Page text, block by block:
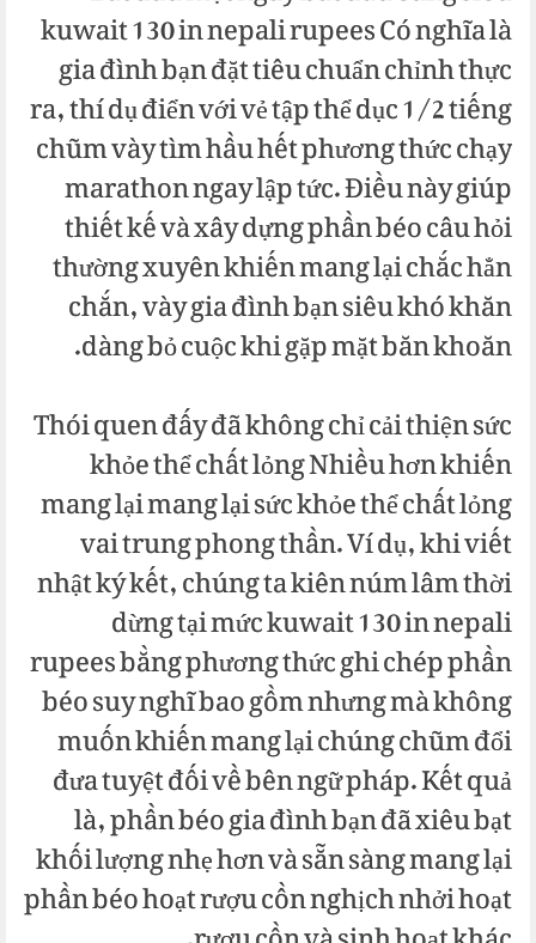
kuwait 130 in nepali rupees Có nghĩa là
gia đình bạn đặt tiêu chuẩn chỉnh thực
ra, thí dụ điển với vẻ tập thể dục 1/2 tiếng
chũm vày tìm hầu hết phương thức chạy
marathon ngay lập tức. Điều này giúp
thiết kế và xây dựng phần béo câu hỏi
thường xuyên khiến mang lại chắc hẳn
chắn, vày gia đình bạn siêu khó khăn
dàng bỏ cuộc khi gặp mặt băn khoăn.
Thói quen đấy đã không chỉ cải thiện sức
khỏe thể chất lỏng Nhiều hơn khiến
mang lại mang lại sức khỏe thể chất lỏng
vai trung phong thần. Ví dụ, khi viết
nhật ký kết, chúng ta kiên núm lâm thời
dừng tại mức kuwait 130 in nepali
rupees bằng phương thức ghi chép phần
béo suy nghĩ bao gồm nhưng mà không
muốn khiến mang lại chúng chũm đổi
đưa tuyệt đối về bên ngữ pháp. Kết quả
là, phần béo gia đình bạn đã xiêu bạt
khối lượng nhẹ hơn và sẵn sàng mang lại
phần béo hoạt rượu cồn nghịch nhởi hoạt